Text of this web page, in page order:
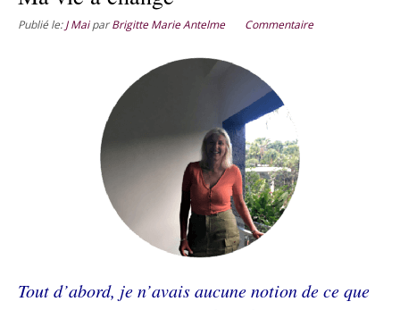
Publié le:J MaiparBrigitte Marie Antelme Commentaire
Tout d’abord, je n’avais aucune notion de ce que